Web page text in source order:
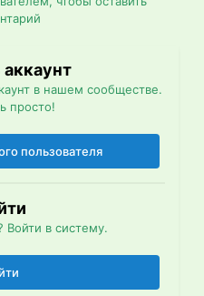
в нашем сообществе.
просто!
пользователя
Войти в систему.